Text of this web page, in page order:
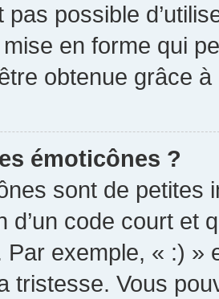
pas possible
en forme qui
obtenue grâce à
émoticônes ?
sont de petites
d’un code court et
Par exemple, « :) »
tristesse. Vous